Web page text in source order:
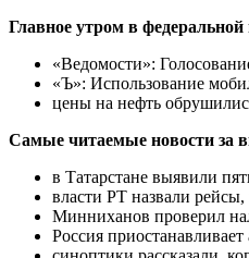
Главное утром в федеральной
«Ведомости»:
«Ъ»: Использование
цены на нефть
Самые читаемые новости за
в Татарстане выявили
власти РТ назвали
Минниханов проверил
Россия